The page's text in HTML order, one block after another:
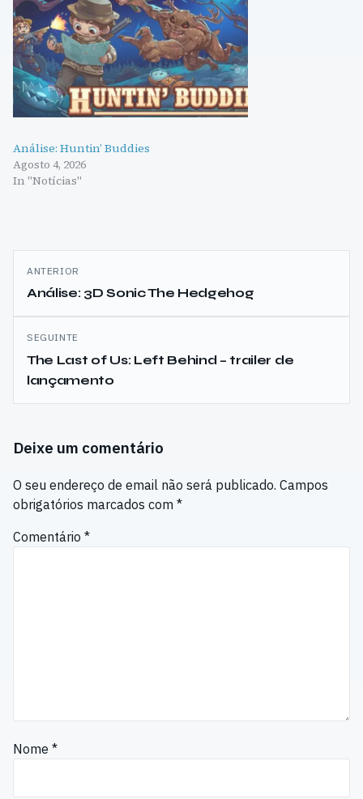
Análise: Huntin’ Buddies
Agosto 4, 2026
In "Notícias"
Navegação
de
artigos
ANTERIOR
Análise: 3D Sonic The Hedgehog
SEGUINTE
The Last of Us: Left Behind – trailer de
lançamento
Deixe um comentário
O seu endereço de email não será publicado. Campos
obrigatórios marcados com *
Comentário *
Nome *